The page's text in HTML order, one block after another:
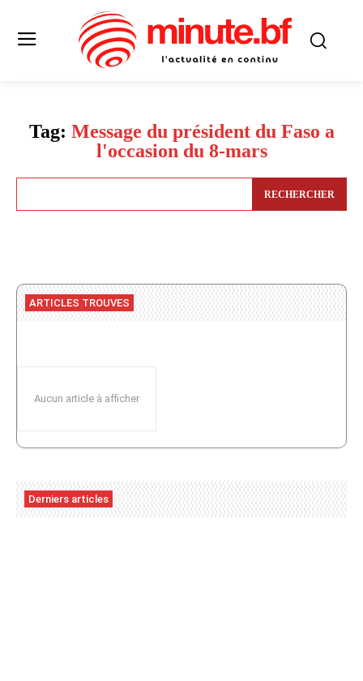
Tag: Message du président du Faso a
l'occasion du 8-mars
RECHERCHER
ARTICLES TROUVES
Aucun article à afficher
Derniers articles